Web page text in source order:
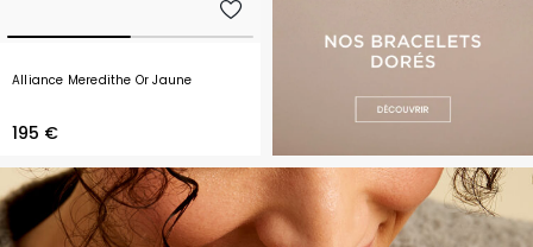
Alliance Meredithe Or Jaune
195 €